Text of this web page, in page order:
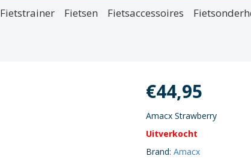
Fietstrainer Fietsen Fietsaccessoires
€44,95
Amacx Strawberry
Uitverkocht
Brand:Amacx